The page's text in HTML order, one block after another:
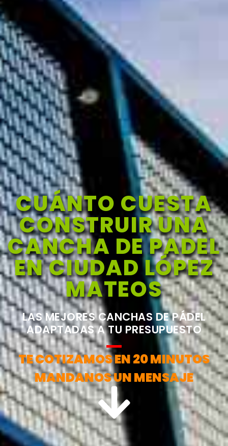
CUÁNTO CUESTA
CONSTRUIR UNA
CANCHA DE PADEL
EN CIUDAD LÓPEZ
MATEOS
LAS MEJORES CANCHAS DE PÁDEL
ADAPTADAS A TU PRESUPUESTO
TE COTIZAMOS EN 20 MINUTOS
MANDANOS UN MENSAJE